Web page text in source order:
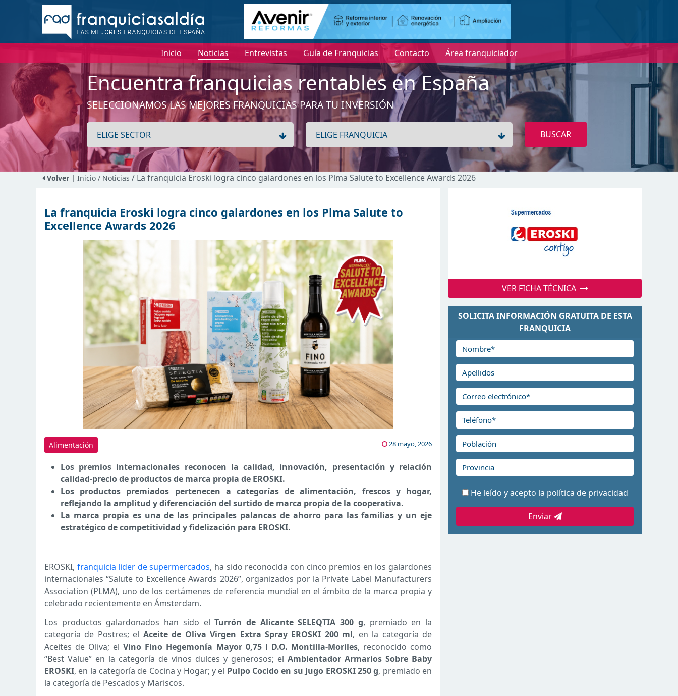
Inicio Noticias Entrevistas Guía de Franquicias Contacto Área franquiciador
Encuentra franquicias rentables en España
SELECCIONAMOS LAS MEJORES FRANQUICIAS PARA TU INVERSIÓN
BUSCAR
Volver | Inicio / Noticias / La franquicia Eroski logra cinco galardones en los Plma Salute to Excellence Awards 2026
La franquicia Eroski logra cinco galardones en los Plma Salute to
Excellence Awards 2026
Alimentación 28 mayo, 2026
Los premios internacionales reconocen la calidad, innovación, presentación y relación
calidad-precio de productos de marca propia de EROSKI.
Los productos premiados pertenecen a categorías de alimentación, frescos y hogar,
reflejando la amplitud y diferenciación del surtido de marca propia de la cooperativa.
La marca propia es una de las principales palancas de ahorro para las familias y un eje
estratégico de competitividad y fidelización para EROSKI.
EROSKI, franquicia lider de supermercados, ha sido reconocida con cinco premios en los galardones
internacionales “Salute to Excellence Awards 2026”, organizados por la Private Label Manufacturers
Association (PLMA), uno de los certámenes de referencia mundial en el ámbito de la marca propia y
celebrado recientemente en Ámsterdam.
Los productos galardonados han sido elTurrón de Alicante SELEQTIA 300 g, premiado en la
categoría de Postres; el Aceite de Oliva Virgen Extra Spray EROSKI 200 ml, en la categoría de
Aceites de Oliva; elVino Fino Hegemonía Mayor 0,75 l D.O. Montilla-Moriles, reconocido como
“Best Value” en la categoría de vinos dulces y generosos; el Ambientador Armarios Sobre Baby
EROSKI, en la categoría de Cocina y Hogar; y el Pulpo Cocido en su Jugo EROSKI 250 g, premiado en
la categoría de Pescados y Mariscos.
VER FICHA TÉCNICA
SOLICITA INFORMACIÓN GRATUITA DE ESTA
FRANQUICIA
He leído y acepto la política de privacidad
Enviar